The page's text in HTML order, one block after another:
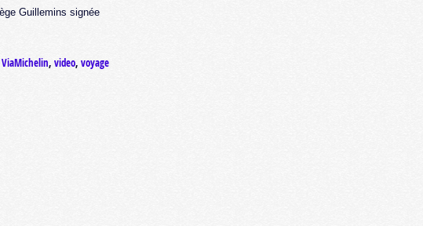
Guillemins signée
ViaMichelin, video, voyage